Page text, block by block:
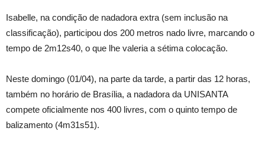
Isabelle, na condição de nadadora extra (sem inclusão na
classificação), participou dos 200 metros nado livre, marcando o
tempo de 2m12s40, o que lhe valeria a sétima colocação.
Neste domingo (01/04), na parte da tarde, a partir das 12 horas,
também no horário de Brasília, a nadadora da UNISANTA
compete oficialmente nos 400 livres, com o quinto tempo de
balizamento (4m31s51).